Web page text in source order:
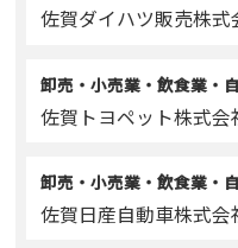
佐賀ダイハツ販売株式
卸売・小売業・飲食業・
佐賀トヨペット株式会
卸売・小売業・飲食業・
佐賀日産自動車株式会